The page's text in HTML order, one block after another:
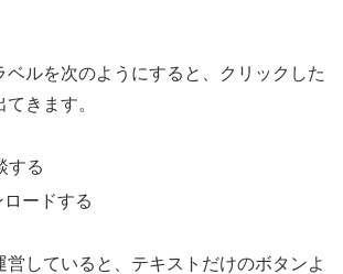
ベルを次のようにすると、クリックした
きます。
する
ードする
営していると、テキストだけのボタンよ